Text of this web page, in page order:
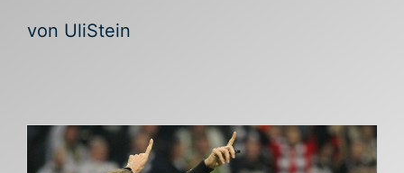
von UliStein